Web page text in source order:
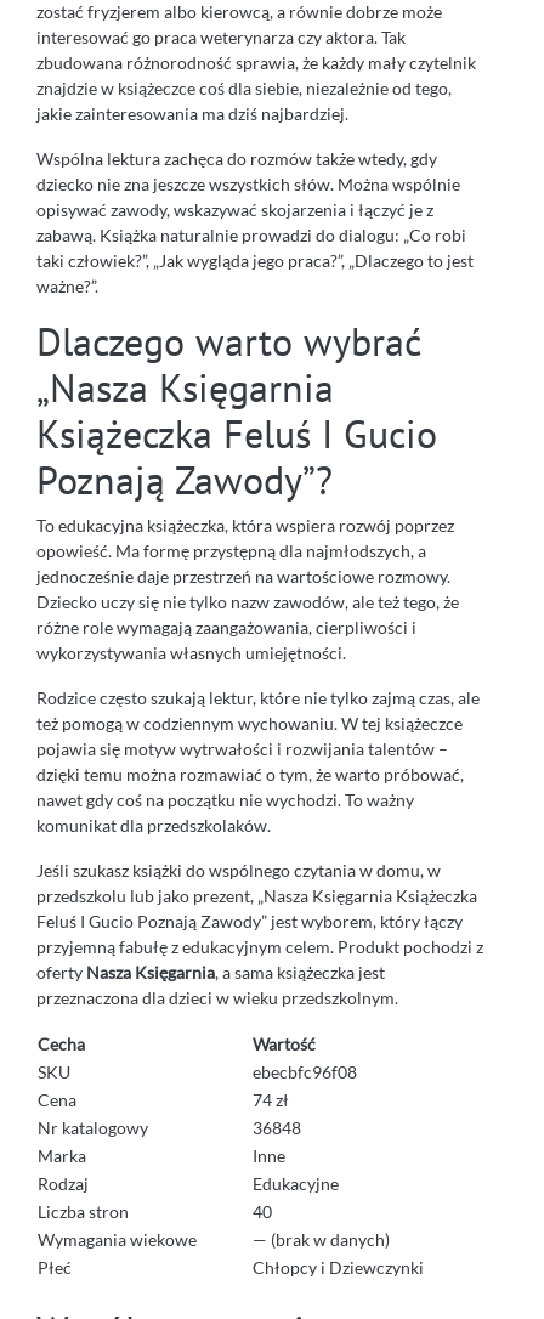
zostać fryzjerem albo kierowcą, a równie dobrze może
interesować go praca weterynarza czy aktora. Tak
zbudowana różnorodność sprawia, że każdy mały czytelnik
znajdzie w książeczce coś dla siebie, niezależnie od tego,
jakie zainteresowania ma dziś najbardziej.
Wspólna lektura zachęca do rozmów także wtedy, gdy
dziecko nie zna jeszcze wszystkich słów. Można wspólnie
opisywać zawody, wskazywać skojarzenia i łączyć je z
zabawą. Książka naturalnie prowadzi do dialogu: „Co robi
taki człowiek?”, „Jak wygląda jego praca?”, „Dlaczego to jest
ważne?”.
Dlaczego warto wybrać
„Nasza Księgarnia
Książeczka Feluś I Gucio
Poznają Zawody”?
To edukacyjna książeczka, która wspiera rozwój poprzez
opowieść. Ma formę przystępną dla najmłodszych, a
jednocześnie daje przestrzeń na wartościowe rozmowy.
Dziecko uczy się nie tylko nazw zawodów, ale też tego, że
różne role wymagają zaangażowania, cierpliwości i
wykorzystywania własnych umiejętności.
Rodzice często szukają lektur, które nie tylko zajmą czas, ale
też pomogą w codziennym wychowaniu. W tej książeczce
pojawia się motyw wytrwałości i rozwijania talentów –
dzięki temu można rozmawiać o tym, że warto próbować,
nawet gdy coś na początku nie wychodzi. To ważny
komunikat dla przedszkolaków.
Jeśli szukasz książki do wspólnego czytania w domu, w
przedszkolu lub jako prezent, „Nasza Księgarnia Książeczka
Feluś I Gucio Poznają Zawody” jest wyborem, który łączy
przyjemną fabułę z edukacyjnym celem. Produkt pochodzi z
oferty Nasza Księgarnia, a sama książeczka jest
przeznaczona dla dzieci w wieku przedszkolnym.
Cecha
Wartość
SKU
ebecbfc96f08
Cena
74 zł
Nr katalogowy
36848
Marka
Inne
Rodzaj
Edukacyjne
Liczba stron
40
Wymagania wiekowe
— (brak w danych)
Płeć
Chłopcy i Dziewczynki